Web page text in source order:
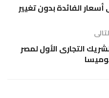
الفائدة بدون تغيير
التجارى الأول لمصر